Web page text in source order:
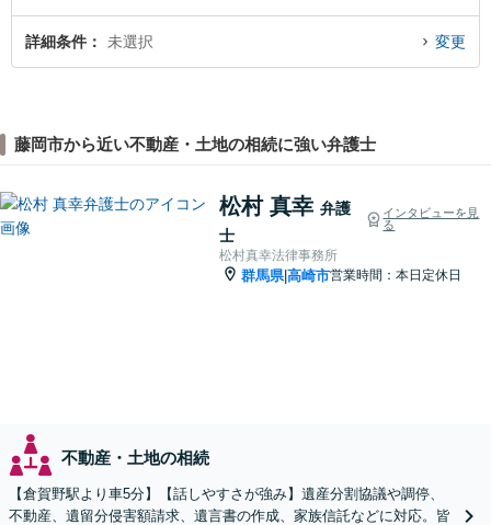
詳細条件 未選択 変更
藤岡市から近い不動産・土地の相続に強い弁護士
松村 真幸 弁護
士
インタビューを見
る
松村真幸法律事務所
群馬県|高崎市営業時間：本日定休日
不動産・土地の相続
【倉賀野駅より車5分】【話しやすさが強み】遺産分割協議や調停、
不動産、遺留分侵害額請求、遺言書の作成、家族信託などに対応。皆